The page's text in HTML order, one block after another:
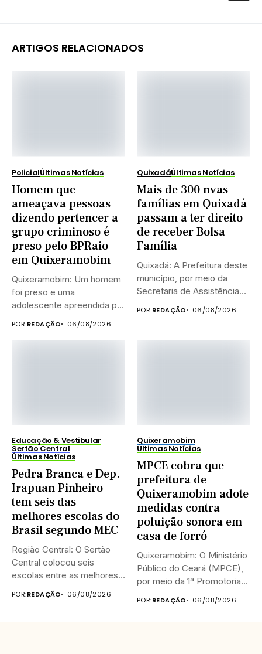
ARTIGOS RELACIONADOS
PolicialÚltimas Notícias
Homem que
ameaçava pessoas
dizendo pertencer a
grupo criminoso é
preso pelo BPRaio
em Quixeramobim
Quixeramobim: Um homem
foi preso e uma
adolescente apreendida por
POR:REDAÇÃO 06/08/2026
QuixadáÚltimas Notícias
Mais de 300 nvas
famílias em Quixadá
passam a ter direito
de receber Bolsa
Família
Quixadá: A Prefeitura deste
município, por meio da
Secretaria de Assistência
POR:REDAÇÃO 06/08/2026
Educação & Vestibular
Sertão Central
Últimas Notícias
Pedra Branca e Dep.
Irapuan Pinheiro
tem seis das
melhores escolas do
Brasil segundo MEC
Região Central: O Sertão
Central colocou seis
escolas entre as melhores
POR:REDAÇÃO 06/08/2026
Quixeramobim
Últimas Notícias
MPCE cobra que
prefeitura de
Quixeramobim adote
medidas contra
poluição sonora em
casa de forró
Quixeramobim: O Ministério
Público do Ceará (MPCE),
por meio da 1ª Promotoria...
POR:REDAÇÃO 06/08/2026